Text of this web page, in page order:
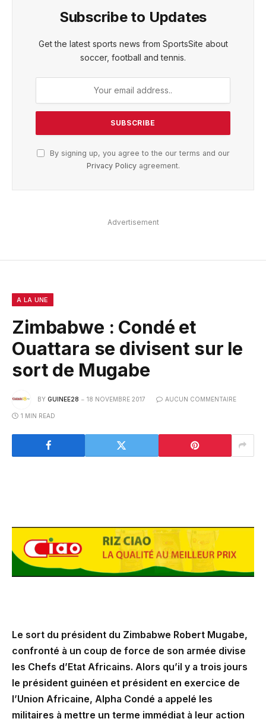
Subscribe to Updates
Get the latest sports news from SportsSite about
soccer, football and tennis.
By signing up, you agree to the our terms and our
Privacy Policyagreement.
Advertisement
A LA UNE
Zimbabwe : Condé et
Ouattara se divisent sur le
sort de Mugabe
BY GUINEE28 18 NOVEMBRE 2017 AUCUN COMMENTAIRE
1 MIN READ
Le sort du président du Zimbabwe Robert Mugabe,
confronté à un coup de force de son armée divise
les Chefs d’Etat Africains. Alors qu’il y a trois jours
le président guinéen et président en exercice de
l’Union Africaine, Alpha Condé a appelé les
militaires à mettre un terme immédiat à leur action